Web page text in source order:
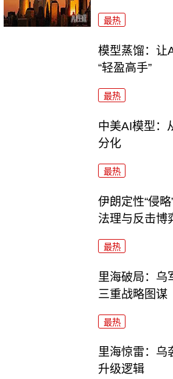
最热
模型蒸馏：让
“轻盈高手”
最热
中美AI模型：
分化
最热
伊朗定性“侵
法理与反击博
最热
里海破局：乌
三重战略图谋
最热
里海惊雷：乌
升级逻辑